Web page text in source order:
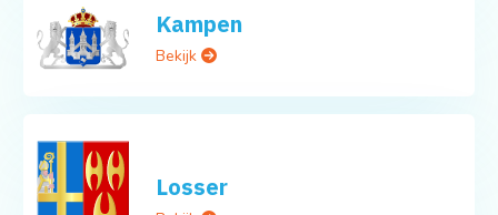
Kampen
Bekijk
Losser